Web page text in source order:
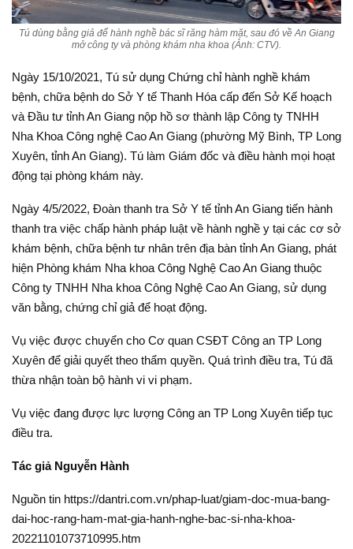
Tú dùng bằng giả để hành nghề bác sĩ răng hàm mặt, sau đó về An Giang
mở công ty và phòng khám nha khoa (Ảnh: CTV).
Ngày 15/10/2021, Tú sử dụng Chứng chỉ hành nghề khám
bệnh, chữa bệnh do Sở Y tế Thanh Hóa cấp đến Sở Kế hoạch
và Đầu tư tỉnh An Giang nộp hồ sơ thành lập Công ty TNHH
Nha Khoa Công nghệ Cao An Giang (phường Mỹ Bình, TP Long
Xuyên, tỉnh An Giang). Tú làm Giám đốc và điều hành mọi hoạt
động tại phòng khám này.
Ngày 4/5/2022, Đoàn thanh tra Sở Y tế tỉnh An Giang tiến hành
thanh tra việc chấp hành pháp luật về hành nghề y tại các cơ sở
khám bệnh, chữa bệnh tư nhân trên địa bàn tỉnh An Giang, phát
hiện Phòng khám Nha khoa Công Nghệ Cao An Giang thuộc
Công ty TNHH Nha khoa Công Nghệ Cao An Giang, sử dụng
văn bằng, chứng chỉ giả để hoạt động.
Vụ việc được chuyển cho Cơ quan CSĐT Công an TP Long
Xuyên để giải quyết theo thẩm quyền. Quá trình điều tra, Tú đã
thừa nhận toàn bộ hành vi vi phạm.
Vụ việc đang được lực lượng Công an TP Long Xuyên tiếp tục
điều tra.
Tác giả Nguyễn Hành
Nguồn tin https://dantri.com.vn/phap-luat/giam-doc-mua-bang-
dai-hoc-rang-ham-mat-gia-hanh-nghe-bac-si-nha-khoa-
20221101073710995.htm